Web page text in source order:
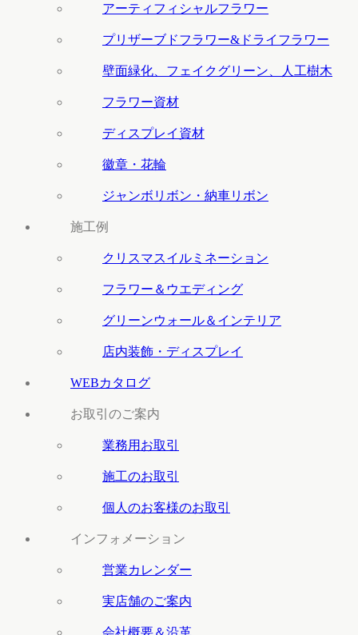
アーティフィシャルフラワー
プリザーブドフラワー&ドライフラワー
壁面緑化、フェイクグリーン、人工樹木
フラワー資材
ディスプレイ資材
徽章・花輪
ジャンボリボン・納車リボン
施工例
クリスマスイルミネーション
フラワー＆ウエディング
グリーンウォール＆インテリア
店内装飾・ディスプレイ
WEBカタログ
お取引のご案内
業務用お取引
施工のお取引
個人のお客様のお取引
インフォメーション
営業カレンダー
実店舗のご案内
会社概要＆沿革